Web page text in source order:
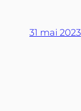
31 mai 2023